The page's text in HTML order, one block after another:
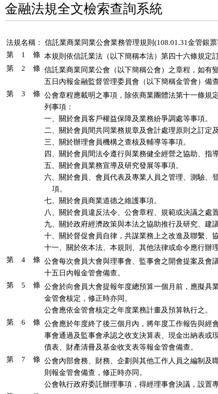
金融法規全文檢索查詢系統
法規名稱：
信託業商業同業公會業務管理規則(108.01.31金管銀
第 1 條 本規則依信託業法（以下簡稱本法）第四十六條規定
第 2 條 信託業商業同業公會（以下簡稱公會）之章程，如有
五日內報金融監督管理委員會（以下簡稱金管會）備
第 3 條 公會章程應載明之事項，除依商業團體法第十一條規
列事項：
一、關於會員客戶權益保障及業務紛爭調處等事項。
二、關於會員間共同業務規章及會計處理原則之訂定
三、關於辦理會員機構之查核及輔導等事項。
四、關於會員間法令遵行與業務健全經營之協助、指
五、關於會員業務宣導及研究發展等事項。
六、關於會員、會員代表及專業人員之管理、測驗、
    項。
七、關於會員商業道德之維護事項。
八、關於會員違反法令、公會章程、規範或決議之處
九、關於政府經濟政策與本法之協助推行及研究、建
十、關於督促會員自律，共謀業務上之改進及聯繫、
十一、關於依本法、本規則、其他法律或命令應行辦
第 4 條 公會每次會員大會與理事會、監事會之開會提案及會
十五日內報金管會備查。
第 5 條 公會於向會員大會提報年度總預算一個月前，應擬具
金管會核定，修正時亦同。
公會應依金管會核定之年度業務計畫及預算執行之。
第 6 條 公會應於年度終了後三個月內，將年度工作報告與經
事會通過及監事會承認之收支決算表、現金出納表或
債表、財產清冊及基金收支表等報金管會備查。
第 7 條 公會內部會務、財務、企劃與其他工作人員之編制及
則報金管會備查，修正時亦同。
公會執行政府委託辦理事項，得經理事會決議，設置